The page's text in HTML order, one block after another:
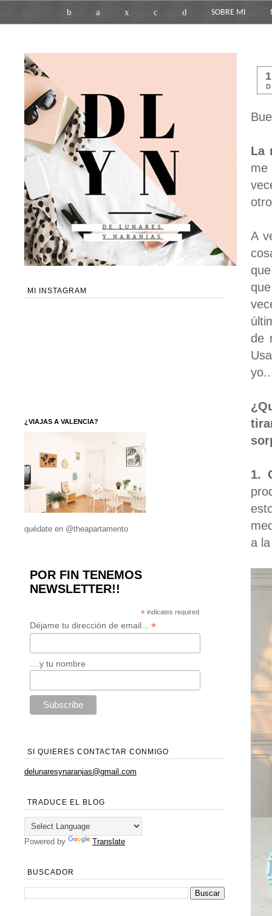
b a x c d SOBRE MI
La
me
A
de
1.
a
MI INSTAGRAM
¿VIAJAS A VALENCIA?
quédate en @theapartamento
POR FIN TENEMOS
NEWSLETTER!!
* indicates required
Déjame tu dirección de email... *
....y tu nombre
SI QUIERES CONTACTAR CONMIGO
delunaresynaranjas@gmail.com
TRADUCE EL BLOG
Powered by Translate
BUSCADOR